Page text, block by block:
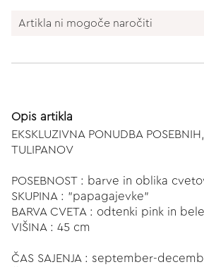
Artikla ni mogoče naročiti
Opis artikla
EKSKLUZIVNA PONUDBA
TULIPANOV
POSEBNOST : barve in oblika
SKUPINA : "papagajevke"
BARVA CVETA : odtenki pink in bele
VIŠINA : 45 cm
ČAS SAJENJA : september-